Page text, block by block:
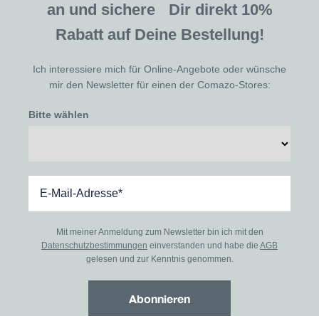
an und sichere Dir direkt 10%
Rabatt auf Deine Bestellung!
Ich interessiere mich für Online-Angebote oder wünsche
mir den Newsletter für einen der Comazo-Stores:
Bitte wählen
Mit meiner Anmeldung zum Newsletter bin ich mit den
Datenschutzbestimmungen einverstanden und habe die AGB
gelesen und zur Kenntnis genommen.
Abonnieren